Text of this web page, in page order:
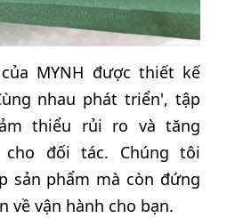
MYNH được thiết kế
nhau phát triển', tập
thiểu rủi ro và tăng
đối tác. Chúng tôi
sản phẩm mà còn đứng
về vận hành cho bạn.